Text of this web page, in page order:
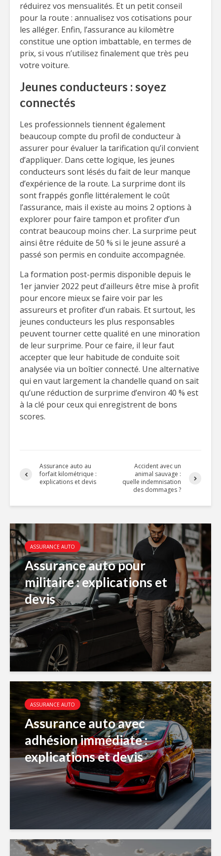
réduirez vos mensualités. Et un petit conseil
pour la route : annualisez vos cotisations pour
les alléger. Enfin, l’assurance au kilomètre
constitue une option imbattable, en termes de
prix, si vous n’utilisez finalement que très peu
votre voiture.
Jeunes conducteurs : soyez
connectés
Les professionnels tiennent également
beaucoup compte du profil de conducteur à
assurer pour évaluer la tarification qu’il convient
d’appliquer. Dans cette logique, les jeunes
conducteurs sont lésés du fait de leur manque
d’expérience de la route. La surprime dont ils
sont frappés gonfle littéralement le coût
l’assurance, mais il existe au moins 2 options à
explorer pour faire tampon et profiter d’un
contrat beaucoup moins cher. La surprime peut
ainsi être réduite de 50 % si le jeune assuré a
passé son permis en conduite accompagnée.
La formation post-permis disponible depuis le
1er janvier 2022 peut d’ailleurs être mise à profit
pour encore mieux se faire voir par les
assureurs et profiter d’un rabais. Et surtout, les
jeunes conducteurs les plus responsables
peuvent tourner cette qualité en une minoration
de leur surprime. Pour ce faire, il leur faut
accepter que leur habitude de conduite soit
analysée via un boîtier connecté. Une alternative
qui en vaut largement la chandelle quand on sait
qu’une réduction de surprime d’environ 40 % est
à la clé pour ceux qui enregistrent de bons
scores.
Assurance auto au
forfait kilométrique :
explications et devis
Accident avec un
animal sauvage :
quelle indemnisation
des dommages ?
ASSURANCE AUTO
Assurance auto pour
militaire : explications et
devis
ASSURANCE AUTO
Assurance auto avec
adhésion immédiate :
explications et devis